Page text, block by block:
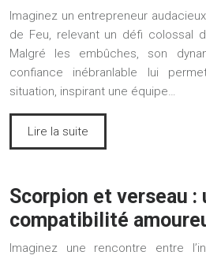
Imaginez un entrepreneur
de Feu, relevant un défi colossal
Malgré les embûches, son
confiance inébranlable lui
situation, inspirant une équipe…
Lire la suite
Scorpion et verseau :
compatibilité
Imaginez une rencontre entre